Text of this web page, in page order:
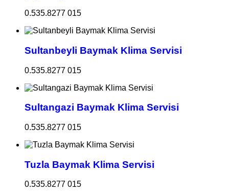
0.535.8277 015
Sultanbeyli Baymak Klima Servisi
0.535.8277 015
Sultangazi Baymak Klima Servisi
0.535.8277 015
Tuzla Baymak Klima Servisi
0.535.8277 015